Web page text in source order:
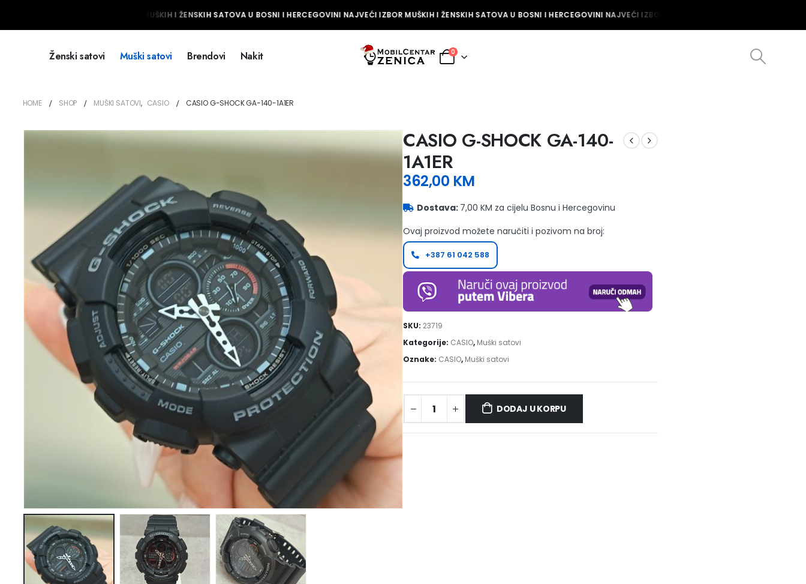
NAJVEĆI IZBOR MUŠKIH I ŽENSKIH SATOVA U BOSNI I HERCEGOVINI NAJVEĆI IZBOR MUŠKIH I ŽENSKIH SATOVA U BOSNI I HERCEGOVINI NAJVEĆI IZBOR MUŠKIH I ŽENSKIH SATOVA U
Ženski satovi Muški satovi Brendovi Nakit 0
HOME SHOP MUŠKI SATOVI, CASIO CASIO G-SHOCK GA-140-1A1ER
CASIO G-SHOCK GA-140-
1A1ER
362,00 KM
Dostava: 7,00 KM za cijelu Bosnu i Hercegovinu
Ovaj proizvod možete naručiti i pozivom na broj:
+387 61 042 588
SKU: 23719
Kategorije: CASIO, Muški satovi
Oznake: CASIO, Muški satovi
DODAJ U KORPU